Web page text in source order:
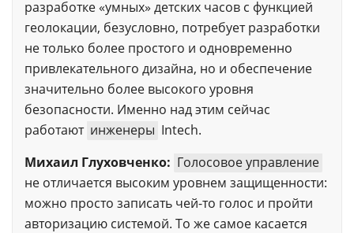
разработке «умных» детских часов с функцией
геолокации, безусловно, потребует разработки
не только более простого и одновременно
привлекательного дизайна, но и обеспечение
значительно более высокого уровня
безопасности. Именно над этим сейчас
работают инженеры Intech.
Михаил Глуховченко: Голосовое управление
не отличается высоким уровнем защищенности:
можно просто записать чей-то голос и пройти
авторизацию системой. То же самое касается